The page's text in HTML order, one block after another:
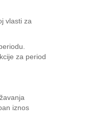
vlasti za
za period
iznos